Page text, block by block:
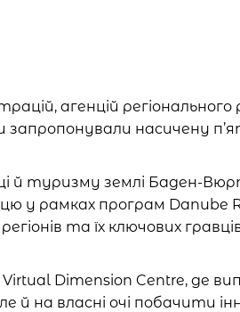
агенцій
запропонували насичену
й туризму землі Баден-
у рамках програм Danube
та їх ключових
Dimension Centre, де
на власні очі побачити